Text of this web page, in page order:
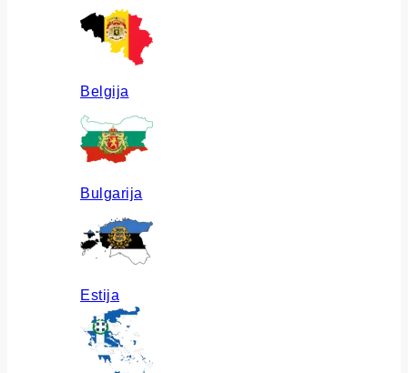
Belgija
Bulgarija
Estija